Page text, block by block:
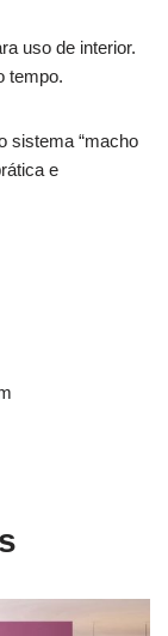
uso de interior.
tempo.
sistema “macho
e